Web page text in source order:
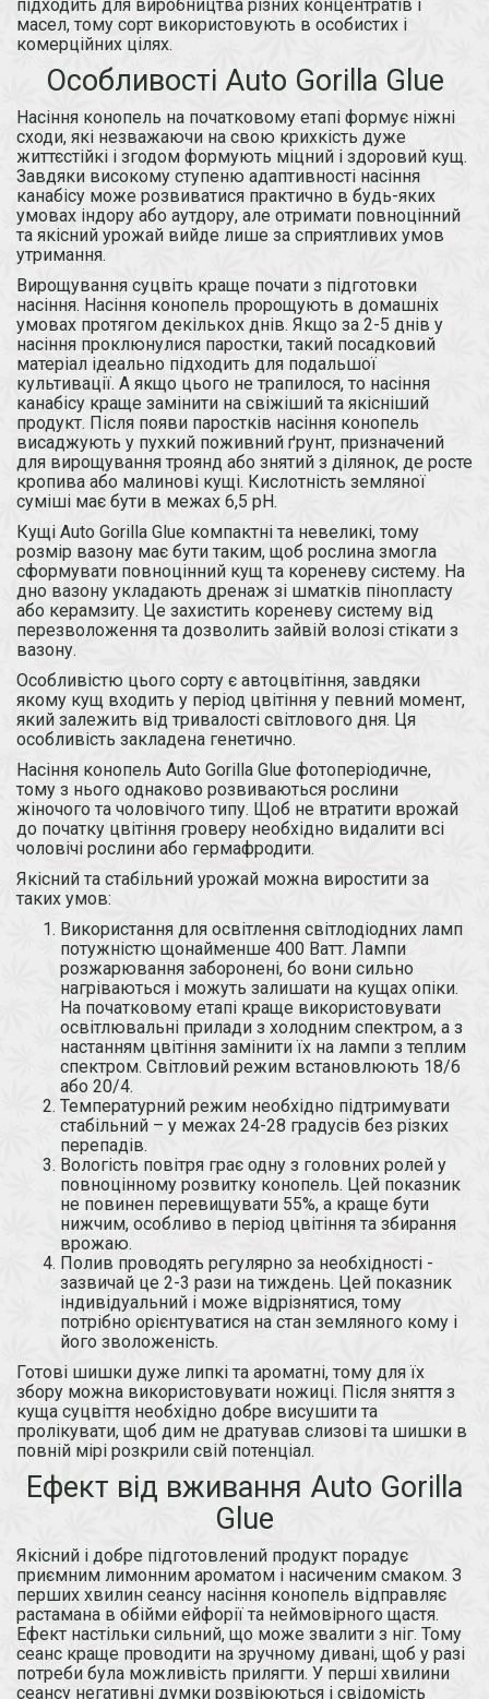
підходить для виробництва різних концентратів і
масел, тому сорт використовують в особистих і
комерційних цілях.
Особливості Auto Gorilla Glue
Насіння конопель на початковому етапі формує ніжні
сходи, які незважаючи на свою крихкість дуже
життєстійкі і згодом формують міцний і здоровий кущ.
Завдяки високому ступеню адаптивності насіння
канабісу може розвиватися практично в будь-яких
умовах індору або аутдору, але отримати повноцінний
та якісний урожай вийде лише за сприятливих умов
утримання.
Вирощування суцвіть краще почати з підготовки
насіння. Насіння конопель пророщують в домашніх
умовах протягом декількох днів. Якщо за 2-5 днів у
насіння проклюнулися паростки, такий посадковий
матеріал ідеально підходить для подальшої
культивації. А якщо цього не трапилося, то насіння
канабісу краще замінити на свіжіший та якісніший
продукт. Після появи паростків насіння конопель
висаджують у пухкий поживний ґрунт, призначений
для вирощування троянд або знятий з ділянок, де росте
кропива або малинові кущі. Кислотність земляної
суміші має бути в межах 6,5 рН.
Кущі Auto Gorilla Glue компактні та невеликі, тому
розмір вазону має бути таким, щоб рослина змогла
сформувати повноцінний кущ та кореневу систему. На
дно вазону укладають дренаж зі шматків пінопласту
або керамзиту. Це захистить кореневу систему від
перезволоження та дозволить зайвій волозі стікати з
вазону.
Особливістю цього сорту є автоцвітіння, завдяки
якому кущ входить у період цвітіння у певний момент,
який залежить від тривалості світлового дня. Ця
особливість закладена генетично.
Насіння конопель Auto Gorilla Glue фотоперіодичне,
тому з нього однаково розвиваються рослини
жіночого та чоловічого типу. Щоб не втратити врожай
до початку цвітіння гроверу необхідно видалити всі
чоловічі рослини або гермафродити.
Якісний та стабільний урожай можна виростити за
таких умов:
Використання для освітлення світлодіодних ламп
потужністю щонайменше 400 Ватт. Лампи
розжарювання заборонені, бо вони сильно
нагріваються і можуть залишати на кущах опіки.
На початковому етапі краще використовувати
освітлювальні прилади з холодним спектром, а з
настанням цвітіння замінити їх на лампи з теплим
спектром. Світловий режим встановлюють 18/6
або 20/4.
Температурний режим необхідно підтримувати
стабільний – у межах 24-28 градусів без різких
перепадів.
Вологість повітря грає одну з головних ролей у
повноцінному розвитку конопель. Цей показник
не повинен перевищувати 55%, а краще бути
нижчим, особливо в період цвітіння та збирання
врожаю.
Полив проводять регулярно за необхідності -
зазвичай це 2-3 рази на тиждень. Цей показник
індивідуальний і може відрізнятися, тому
потрібно орієнтуватися на стан земляного кому і
його зволоженість.
Готові шишки дуже липкі та ароматні, тому для їх
збору можна використовувати ножиці. Після зняття з
куща суцвіття необхідно добре висушити та
пролікувати, щоб дим не дратував слизові та шишки в
повній мірі розкрили свій потенціал.
Ефект від вживання Auto Gorilla
Glue
Якісний і добре підготовлений продукт порадує
приємним лимонним ароматом і насиченим смаком. З
перших хвилин сеансу насіння конопель відправляє
растамана в обійми ейфорії та неймовірного щастя.
Ефект настільки сильний, що може звалити з ніг. Тому
сеанс краще проводити на зручному дивані, щоб у разі
потреби була можливість прилягти. У перші хвилини
сеансу негативні думки розвіюються і свідомість